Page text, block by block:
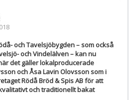
och Tavelsjöbygden – som också
och Vindelälven – kan nu
det gäller lokalproducerade
och Åsa Lavin Olovsson som i
Rödå Bröd & Spis AB för att
och traditionellt bakat